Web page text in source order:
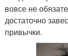
вовсе не
достаточно
привычки.